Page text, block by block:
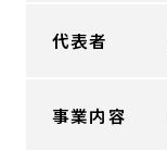
代表者
事業内容